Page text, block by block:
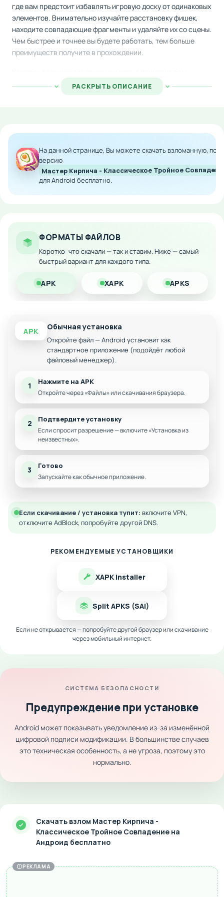
где вам предстоит избавлять игровую доску от одинаковых
элементов. Внимательно изучайте расстановку фишек,
находите совпадающие фрагменты и удаляйте их со сцены.
Чем быстрее и точнее вы будете работать, тем больше
преимуществ получите в прохождении.
драгоценные монеты, которые открывают доступ к новым
игровым зонам и оригинальным оформлениям для плиток.
Скачайте модифицированную версию на Android и
наслаждайтесь непрерывным процессом
совершенствования своих навыков логического
мышления. Игра подходит для всех возрастов и
обеспечивает часы увлекательного
Особенности мода:
Разблокировка всех локаций и уровней
Неограниченное количество игровой валюты
Доступ ко всем дополнительным скинам
Оптимизация производительности и убрание
РАСКРЫТЬ ОПИСАНИЕ
На данной странице, Вы можете скачать взломанную,
версию
Мастер Кирпича - Классическое Тройное
для Android бесплатно.
ФОРМАТЫ ФАЙЛОВ
Коротко: что скачали — так и ставим. Ниже — самый
быстрый вариант для каждого типа.
APK XAPK APKS
APK Обычная установка
Откройте файл — Android установит как
стандартное приложение (подойдёт любой
файловый менеджер).
1 Нажмите на APK
Откройте через «Файлы» или скачивания браузера.
2 Подтвердите установку
Если спросит разрешение — включите «Установка из
неизвестных».
3 Готово
Запускайте как обычное приложение.
Если скачивание / установка тупит: включите VPN,
отключите AdBlock, попробуйте другой DNS.
РЕКОМЕНДУЕМЫЕ УСТАНОВЩИКИ
XAPK Installer
Split APKS (SAI)
Если не открывается — попробуйте другой браузер или скачивание
через мобильный интернет.
СИСТЕМА БЕЗОПАСНОСТИ
Предупреждение при установке
Android может показывать уведомление из-за изменённой
цифровой подписи модификации. В большинстве случаев
это техническая особенность, а не угроза, поэтому это
нормально.
Скачать взлом Мастер Кирпича -
Классическое Тройное Совпадение на
Андроид бесплатно
РЕКЛАМА